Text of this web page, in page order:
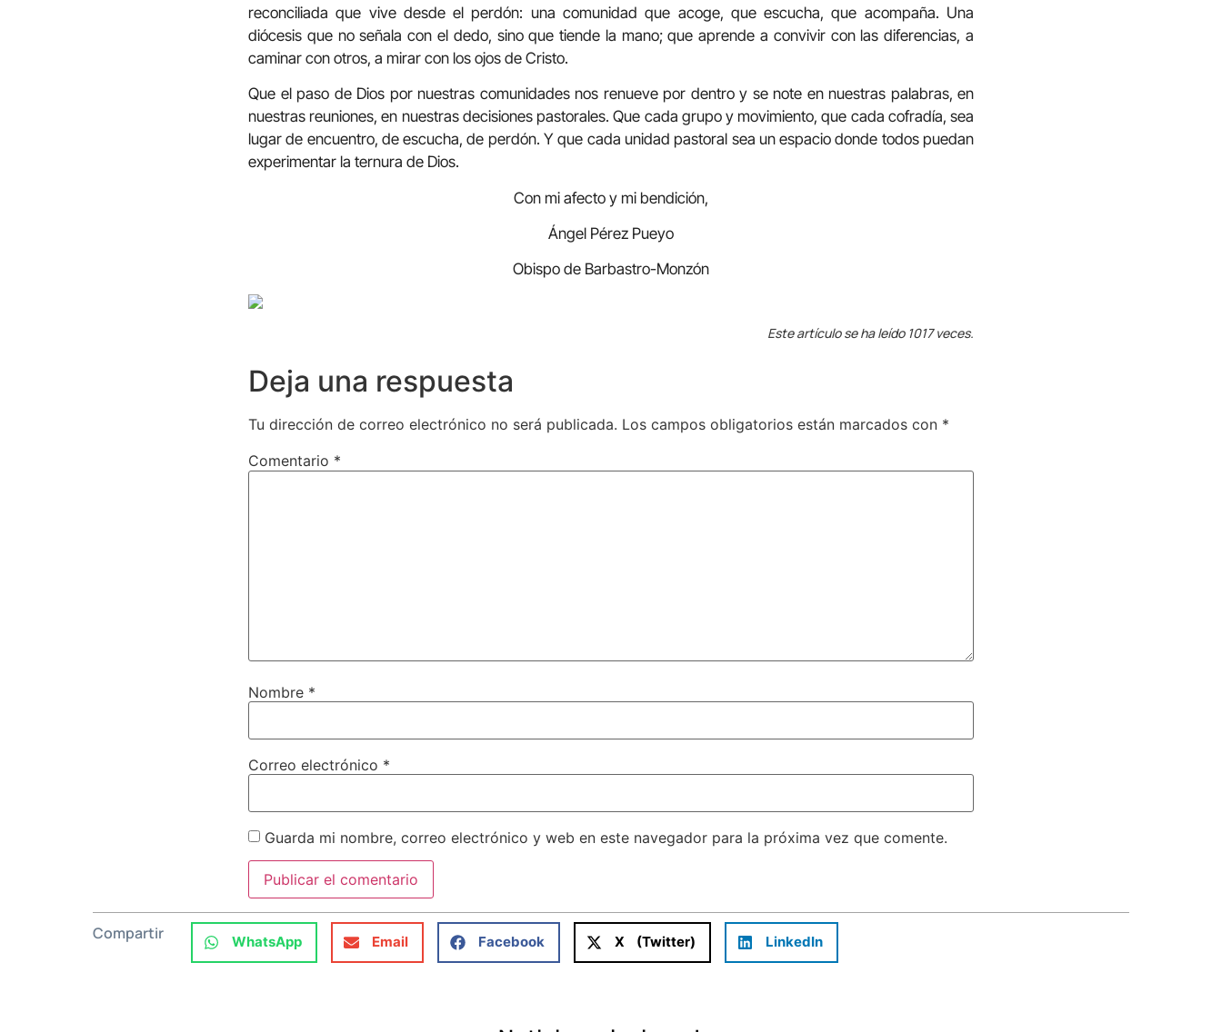
reconciliada que vive desde el perdón: una comunidad que acoge, que escucha, que acompaña. Una
diócesis que no señala con el dedo, sino que tiende la mano; que aprende a convivir con las diferencias, a
caminar con otros, a mirar con los ojos de Cristo.
Que el paso de Dios por nuestras comunidades nos renueve por dentro y se note en nuestras palabras, en
nuestras reuniones, en nuestras decisiones pastorales. Que cada grupo y movimiento, que cada cofradía, sea
lugar de encuentro, de escucha, de perdón. Y que cada unidad pastoral sea un espacio donde todos puedan
experimentar la ternura de Dios.
Con mi afecto y mi bendición,
Ángel Pérez Pueyo
Obispo de Barbastro-Monzón
Este artículo se ha leído 1017 veces.
Deja una respuesta
Tu dirección de correo electrónico no será publicada. Los campos obligatorios están marcados con *
Comentario *
Nombre *
Correo electrónico *
Guarda mi nombre, correo electrónico y web en este navegador para la próxima vez que comente.
Compartir WhatsApp Email Facebook X (Twitter) LinkedIn